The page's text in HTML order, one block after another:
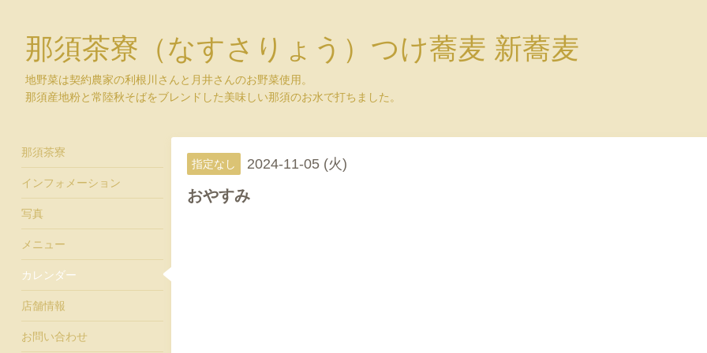
那須茶寮（なすさりょう）つけ蕎麦 新蕎麦
地野菜は契約農家の利根川さんと月井さんのお野菜使用。
那須産地粉と常陸秋そばをブレンドした美味しい那須のお水で打ちました。
指定なし 2024-11-05 (火)
おやすみ
那須茶寮
インフォメーション
写真
メニュー
カレンダー
店舗情報
お問い合わせ